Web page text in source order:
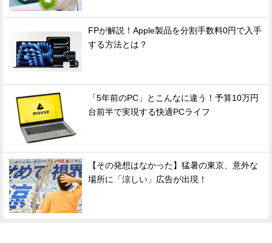
FPが解説！Apple製品を分割手数料0円で入手
する方法とは？
「5年前のPC」とこんなに違う！予算10万円
台前半で実現する快適PCライフ
【その発想はなかった】猛暑の東京、意外な
場所に「涼しい」広告が出現！